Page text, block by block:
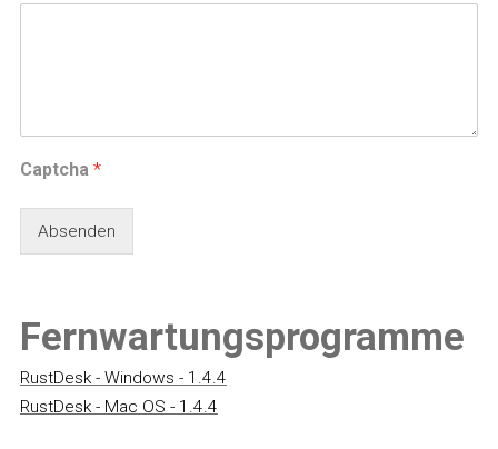
Captcha *
Absenden
Fernwartungsprogramme
RustDesk - Windows - 1.4.4
RustDesk - Mac OS - 1.4.4